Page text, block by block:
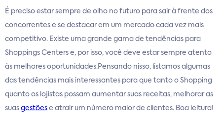
É preciso estar sempre de olho no futuro para sair à frente dos
concorrentes e se destacar em um mercado cada vez mais
competitivo. Existe uma grande gama de tendências para
Shoppings Centers e, por isso, você deve estar sempre atento
às melhores oportunidades.Pensando nisso, listamos algumas
das tendências mais interessantes para que tanto o Shopping
quanto os lojistas possam aumentar suas receitas, melhorar as
suas gestões e atrair um número maior de clientes. Boa leitura!